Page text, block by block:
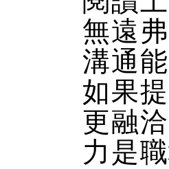
無遠
溝通
如果
更融
力是